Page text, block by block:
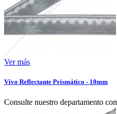
Ver más
Vivo Reflectante Prismático - 10mm
Consulte nuestro departamento